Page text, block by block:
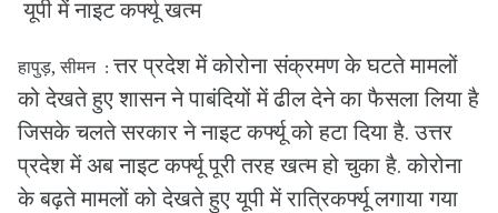
यूपी में नाइट कर्फ्यू खत्म
हापुड़, सीमन : त्तर प्रदेश में कोरोना संक्रमण के घटते मामलों
को देखते हुए शासन ने पाबंदियों में ढील देने का फैसला लिया है
जिसके चलते सरकार ने नाइट कर्फ्यू को हटा दिया है. उत्तर
प्रदेश में अब नाइट कर्फ्यू पूरी तरह खत्म हो चुका है. कोरोना
के बढ़ते मामलों को देखते हुए यूपी में रात्रिकर्फ्यू लगाया गया